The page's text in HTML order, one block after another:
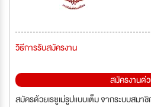
วิธีการรับสมัครงาน
สมัครงานด่
สมัครด้วยเรซูเม่รูปแบบเต็ม จากระบบสมา